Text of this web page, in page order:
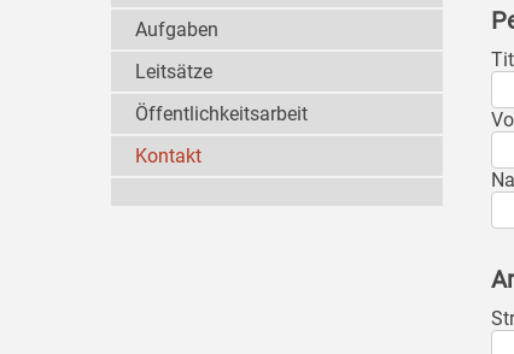
Aufgaben
Leitsätze
Öffentlichkeitsarbeit
Kontakt